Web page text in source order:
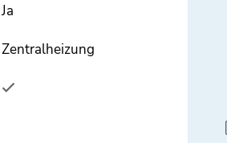
Ja
Zentralheizung